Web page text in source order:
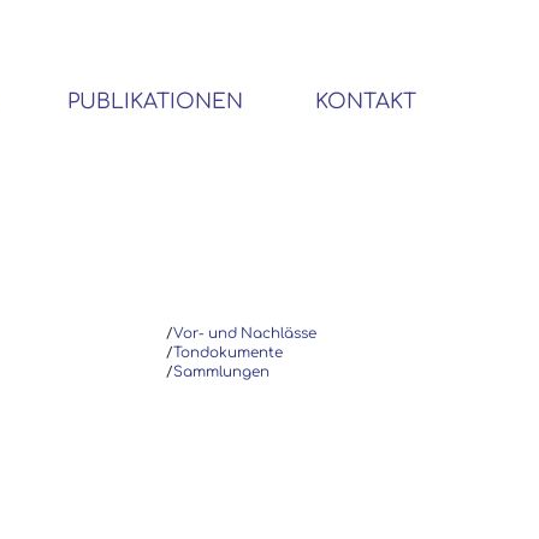
PUBLIKATIONEN KONTAKT
/Vor- und Nachlässe
/Tondokumente
/Sammlungen